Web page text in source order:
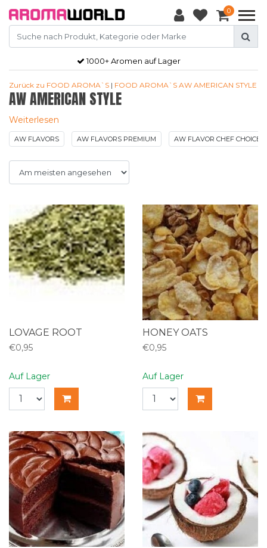
0
1000+ Aromen auf Lager
Zurück zu FOOD AROMA`S | FOOD AROMA`S AW AMERICAN STYLE
AW AMERICAN STYLE
Weiterlesen
AW FLAVORS AW FLAVORS PREMIUM AW FLAVOR CHEF CHOICE
LOVAGE ROOT
€0,95
Auf Lager
HONEY OATS
€0,95
Auf Lager